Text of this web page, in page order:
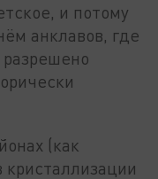
и потому
анклавов, где
(как
кристаллизации